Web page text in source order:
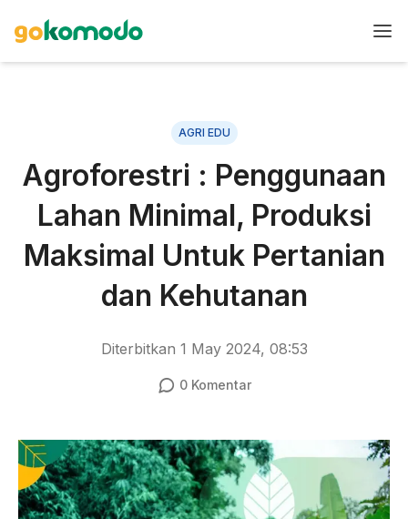
AGRI EDU
Agroforestri : Penggunaan
Lahan Minimal, Produksi
Maksimal Untuk Pertanian
dan Kehutanan
Diterbitkan 1 May 2024, 08:53
0Komentar